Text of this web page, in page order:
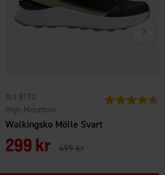
4.5 utav 5 stjärnor
Walkingsko Mölle Svart
High Mountain
Art 8170 Betyg:
299 kr 499 kr